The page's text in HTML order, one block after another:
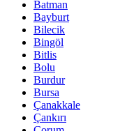
Batman
Bayburt
Bilecik
Bingöl
Bitlis
Bolu
Burdur
Bursa
Çanakkale
Çankırı